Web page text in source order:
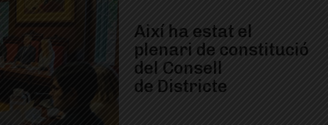
Així ha estat el
plenari de constitució
del Consell
de Districte